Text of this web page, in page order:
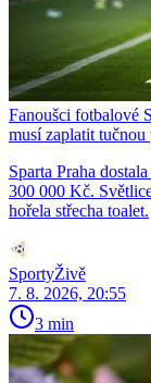
Fanoušci fotbalové
musí zaplatit tučnou
Sparta Praha
300 000 Kč.
hořela střecha toalet.
SportyŽivě
7. 8. 2026, 20:55
3 min